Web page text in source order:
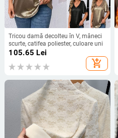
Tricou damă decolteu în V, mâneci
scurte, catifea poliester, culoare uni
105.65 Lei
add_shopping_cart